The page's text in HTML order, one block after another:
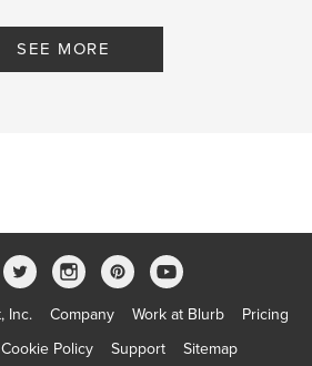
SEE MORE
Inc. Company Work at Blurb
Pricing
Cookie Policy Support Sitemap